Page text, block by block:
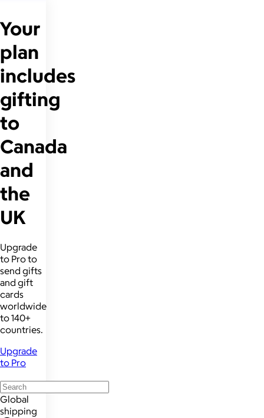
Your
plan
includes
gifting
to
Canada
and
the
UK
Upgrade
to Pro to
send gifts
and gift
cards
worldwide
to 140+
countries.
Upgrade
to Pro
Global
shipping